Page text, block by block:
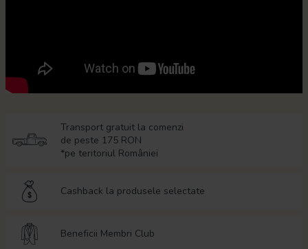
Transport gratuit la comenzi
de peste 175 RON
*pe teritoriul României
Cashback la produsele selectate
Beneficii Membri Club